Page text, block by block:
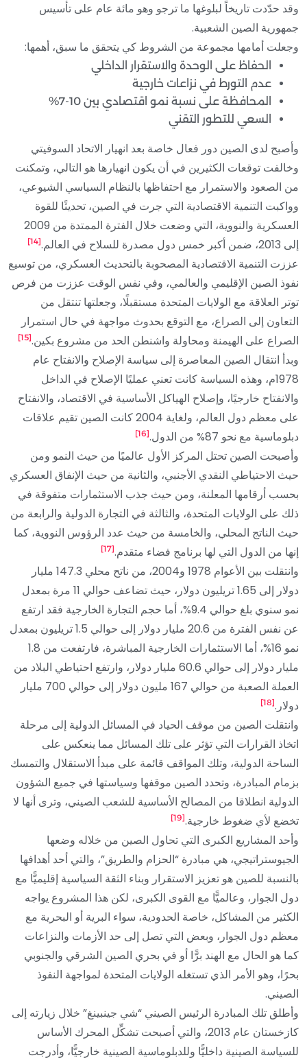
وقد حدّدت تاريخاً لبلوغها ما ترجو وهو مائة عام على تأسيس
جمهورية الصين الشعبية.
وجعلت أمامها مجموعة من الشروط كي يتحقق ما سبق، أهمها:
الحفاظ على الوحدة والاستقرار الداخلي
عدم التورط في نزاعات خارجية
المحافظة على نسبة نمو اقتصادي بين 10-7%
السعي للتطور التقني
وأصبح لدى الصين دور فعال خاصة بعد انهيار الاتحاد السوفيتي
وخالفت توقعات الكثيرين في أن يكون انهيارها هو التالي، وتمكنت
من الصعود والاستمرار مع احتفاظها بالنظام السياسي الشيوعي،
وواكبت التنمية الاقتصادية التي جرت في الصين، تحديثًا للقوة
العسكرية والنووية، التي وضعت خلال الفترة الممتدة من 2009
إلى 2013، ضمن أكبر خمس دول مصدرة للسلاح في العالم.
[14]
عززت التنمية الاقتصادية المصحوبة بالتحديث العسكري، من توسيع
نفوذ الصين الإقليمي والعالمي، وفي نفس الوقت عززت من فرص
توتر العلاقة مع الولايات المتحدة مستقبلًا، وجعلتها تنتقل من
التعاون إلى الصراع، مع التوقع بحدوث مواجهة في حال استمرار
الصراع على الهيمنة ومحاولة واشنطن الحد من مشروع بكين.[15]
وبدأ انتقال الصين المعاصرة إلى سياسة الإصلاح والانفتاح عام
1978م، وهذه السياسة كانت تعني عمليًا الإصلاح في الداخل
والانفتاح خارجيًا، وإصلاح الهياكل الأساسية في الاقتصاد، والانفتاح
على معظم دول العالم، ولغاية 2004 كانت الصين تقيم علاقات
دبلوماسية مع نحو 87% من الدول.
[16]
وأصبحت الصين تحتل المركز الأول عالميًا من حيث النمو ومن
حيث الاحتياطي النقدي الأجنبي، والثانية من حيث الإنفاق العسكري
بحسب أرقامها المعلنة، ومن حيث جذب الاستثمارات متفوقة في
ذلك على الولايات المتحدة، والثالثة في التجارة الدولية والرابعة من
حيث الناتج المحلي، والخامسة من حيث عدد الرؤوس النووية، كما
إنها من الدول التي لها برنامج فضاء متقدم.[17]
وانتقلت بين الأعوام 1978 و2004، من ناتح محلي 147.3 مليار
دولار إلى 1.65 تريليون دولار، حيث تضاعف حوالي 11 مرة بمعدل
نمو سنوي بلغ حوالي 9.4%، أما حجم التجارة الخارجية فقد ارتفع
عن نفس الفترة من 20.6 مليار دولار إلى حوالي 1.5 تريليون بمعدل
نمو 16%، أما الاستثمارات الخارجية المباشرة، فارتفعت من 1.8
مليار دولار إلى حوالي 60.6 مليار دولار، وارتفع احتياطي البلاد من
العملة الصعبة من حوالي 167 مليون دولار إلى حوالي 700 مليار
دولار.[18]
وانتقلت الصين من موقف الحياد في المسائل الدولية إلى مرحلة
اتخاذ القرارات التي تؤثر على تلك المسائل مما ينعكس على
الساحة الدولية، وتلك المواقف قائمة على مبدأ الاستقلال والتمسك
بزمام المبادرة، وتحدد الصين موقفها وسياستها في جميع الشؤون
الدولية انطلاقا من المصالح الأساسية للشعب الصيني، وترى أنها لا
تخضع لأي ضغوط خارجية.[19]
وأحد المشاريع الكبرى التي تحاول الصين من خلاله وضعها
الجيوستراتيجي، هي مبادرة “الحزام والطريق”، والتي أحد أهدافها
بالنسبة للصين هو تعزيز الاستقرار وبناء الثقة السياسية إقليميًّا مع
دول الجوار، وعالميًّا مع القوى الكبرى، لكن هذا المشروع يواجه
الكثير من المشاكل، خاصة الحدودية، سواء البرية أو البحرية مع
معظم دول الجوار، وبعض التي تصل إلى حد الأزمات والنزاعات
كما هو الحال مع الهند برًّا أو في بحري الصين الشرقي والجنوبي
بحرًا، وهو الأمر الذي تستغله الولايات المتحدة لمواجهة النفوذ
الصيني.
وأطلق تلك المبادرة الرئيس الصيني “شي جينبينغ” خلال زيارته إلى
كازخستان عام 2013، والتي أصبحت تشكِّل المحرك الأساس
للسياسة الصينية داخليًّا وللدبلوماسية الصينية خارجيًّا، وأدرجت